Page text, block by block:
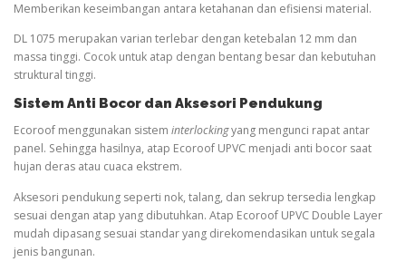
Memberikan keseimbangan antara ketahanan dan efisiensi material.
DL 1075 merupakan varian terlebar dengan ketebalan 12 mm dan
massa tinggi. Cocok untuk atap dengan bentang besar dan kebutuhan
struktural tinggi.
Sistem Anti Bocor dan Aksesori Pendukung
Ecoroof menggunakan sistem interlockingyang mengunci rapat antar
panel. Sehingga hasilnya, atap Ecoroof UPVC menjadi anti bocor saat
hujan deras atau cuaca ekstrem.
Aksesori pendukung seperti nok, talang, dan sekrup tersedia lengkap
sesuai dengan atap yang dibutuhkan. Atap Ecoroof UPVC Double Layer
mudah dipasang sesuai standar yang direkomendasikan untuk segala
jenis bangunan.